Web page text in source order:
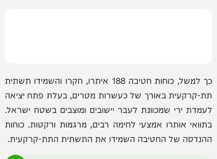
כך למשל, כוחות חטיבה 188 איתרו, חקרו והשמידו תשתית
תת-קרקעית באורך של כעשרות מטרים, בעלת פתח יציאה
לעמדת ירי שמכוונת לעבר יישובים ומוצבים בשטח ישראל.
בתוואי אותרו אמצעי לחימה רבים, מרגמות ורקטות. כוחות
ההנדסה של החטיבה השמידו את התשתית התת-קרקעית.